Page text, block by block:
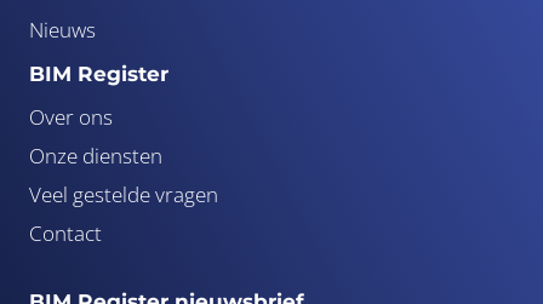
Nieuws
BIM Register
Over ons
Onze diensten
Veel gestelde vragen
Contact